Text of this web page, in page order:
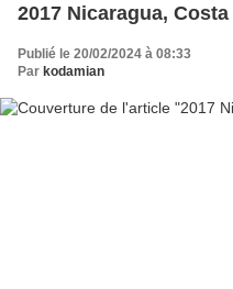
2017
Publié le 20/02/2024 à 08:33
Par kodamian